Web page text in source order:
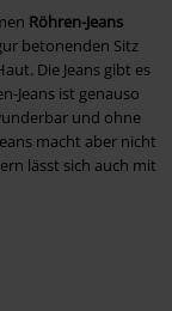
Röhren-Jeans
betonenden Sitz
Die Jeans gibt es
Jeans ist genauso
und ohne
macht aber nicht
lässt sich auch mit